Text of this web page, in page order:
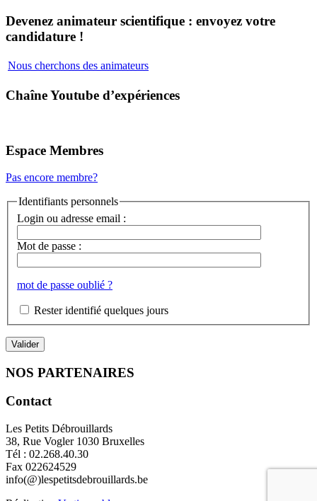
Devenez animateur scientifique : envoyez votre
candidature !
Nous cherchons des animateurs
Chaîne Youtube d’expériences
Espace Membres
Pas encore membre?
Identifiants personnels
Login ou adresse email :
Mot de passe :
mot de passe oublié ?
Rester identifié quelques jours
NOS PARTENAIRES
Contact
Les Petits Débrouillards
38, Rue Vogler 1030 Bruxelles
Tél : 02.268.40.30
Fax 022624529
info(@)lespetitsdebrouillards.be